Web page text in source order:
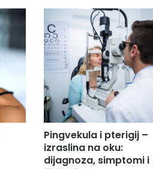
Pingvekula i pterigij –
izraslina na oku:
dijagnoza, simptomi i